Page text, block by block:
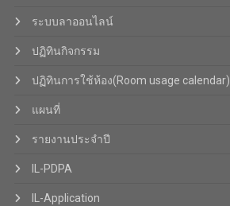
ระบบลาออนไลน์
ปฏิทินกิจกรรม
ปฏิทินการใช้ห้อง(Room usage calendar)
แผนที่
รายงานประจำปี
IL-PDPA
IL-Application